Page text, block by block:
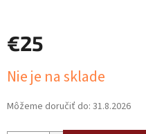
€25
cena:
Nie je na sklade
Môžeme doručiť do: 31.8.2026